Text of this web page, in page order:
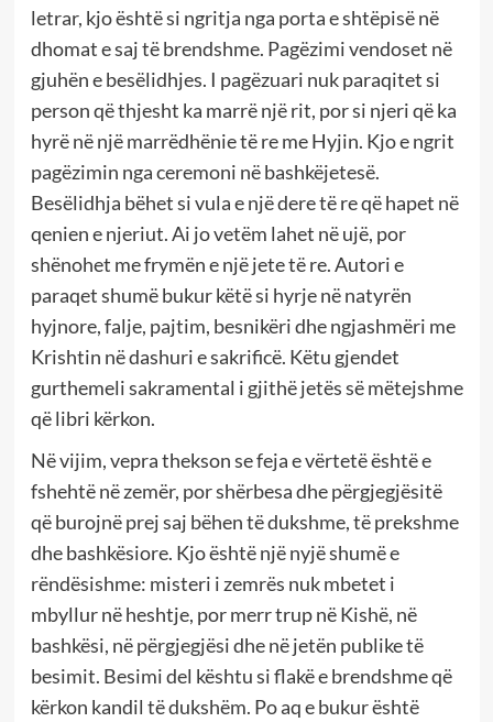
letrar, kjo është si ngritja nga porta e shtëpisë në
dhomat e saj të brendshme. Pagëzimi vendoset në
gjuhën e besëlidhjes. I pagëzuari nuk paraqitet si
person që thjesht ka marrë një rit, por si njeri që ka
hyrë në një marrëdhënie të re me Hyjin. Kjo e ngrit
pagëzimin nga ceremoni në bashkëjetesë.
Besëlidhja bëhet si vula e një dere të re që hapet në
qenien e njeriut. Ai jo vetëm lahet në ujë, por
shënohet me frymën e një jete të re. Autori e
paraqet shumë bukur këtë si hyrje në natyrën
hyjnore, falje, pajtim, besnikëri dhe ngjashmëri me
Krishtin në dashuri e sakrificë. Këtu gjendet
gurthemeli sakramental i gjithë jetës së mëtejshme
që libri kërkon.
Në vijim, vepra thekson se feja e vërtetë është e
fshehtë në zemër, por shërbesa dhe përgjegjësitë
që burojnë prej saj bëhen të dukshme, të prekshme
dhe bashkësiore. Kjo është një nyjë shumë e
rëndësishme: misteri i zemrës nuk mbetet i
mbyllur në heshtje, por merr trup në Kishë, në
bashkësi, në përgjegjësi dhe në jetën publike të
besimit. Besimi del kështu si flakë e brendshme që
kërkon kandil të dukshëm. Po aq e bukur është